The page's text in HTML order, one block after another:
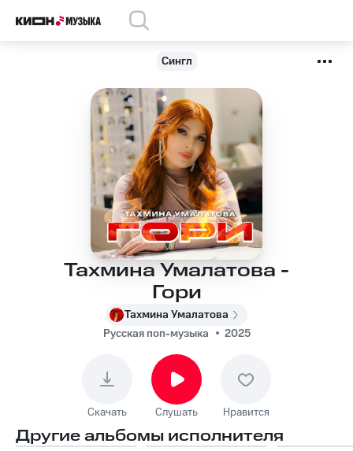
Сингл
Тахмина Умалатова -
Гори
Тахмина Умалатова
Русская поп-музыка
2025
Скачать Слушать Нравится
Другие альбомы исполнителя